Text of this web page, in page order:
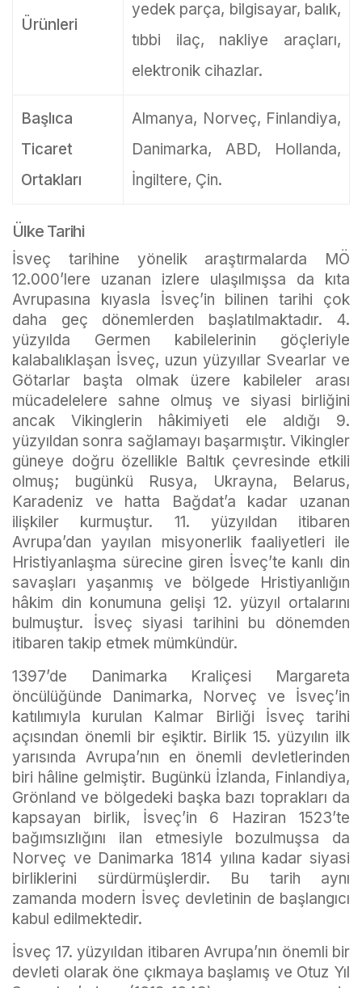
Ürünleri
yedek parça, bilgisayar, balık,
tıbbi ilaç, nakliye araçları,
elektronik cihazlar.
Başlıca
Ticaret
Ortakları
Almanya, Norveç, Finlandiya,
Danimarka, ABD, Hollanda,
İngiltere, Çin.
Ülke Tarihi
İsveç tarihine yönelik araştırmalarda MÖ
12.000’lere uzanan izlere ulaşılmışsa da kıta
Avrupasına kıyasla İsveç’in bilinen tarihi çok
daha geç dönemlerden başlatılmaktadır. 4.
yüzyılda Germen kabilelerinin göçleriyle
kalabalıklaşan İsveç, uzun yüzyıllar Svearlar ve
Götarlar başta olmak üzere kabileler arası
mücadelelere sahne olmuş ve siyasi birliğini
ancak Vikinglerin hâkimiyeti ele aldığı 9.
yüzyıldan sonra sağlamayı başarmıştır. Vikingler
güneye doğru özellikle Baltık çevresinde etkili
olmuş; bugünkü Rusya, Ukrayna, Belarus,
Karadeniz ve hatta Bağdat’a kadar uzanan
ilişkiler kurmuştur. 11. yüzyıldan itibaren
Avrupa’dan yayılan misyonerlik faaliyetleri ile
Hristiyanlaşma sürecine giren İsveç’te kanlı din
savaşları yaşanmış ve bölgede Hristiyanlığın
hâkim din konumuna gelişi 12. yüzyıl ortalarını
bulmuştur. İsveç siyasi tarihini bu dönemden
itibaren takip etmek mümkündür.
1397’de Danimarka Kraliçesi Margareta
öncülüğünde Danimarka, Norveç ve İsveç’in
katılımıyla kurulan Kalmar Birliği İsveç tarihi
açısından önemli bir eşiktir. Birlik 15. yüzyılın ilk
yarısında Avrupa’nın en önemli devletlerinden
biri hâline gelmiştir. Bugünkü İzlanda, Finlandiya,
Grönland ve bölgedeki başka bazı toprakları da
kapsayan birlik, İsveç’in 6 Haziran 1523’te
bağımsızlığını ilan etmesiyle bozulmuşsa da
Norveç ve Danimarka 1814 yılına kadar siyasi
birliklerini sürdürmüşlerdir. Bu tarih aynı
zamanda modern İsveç devletinin de başlangıcı
kabul edilmektedir.
İsveç 17. yüzyıldan itibaren Avrupa’nın önemli bir
devleti olarak öne çıkmaya başlamış ve Otuz Yıl